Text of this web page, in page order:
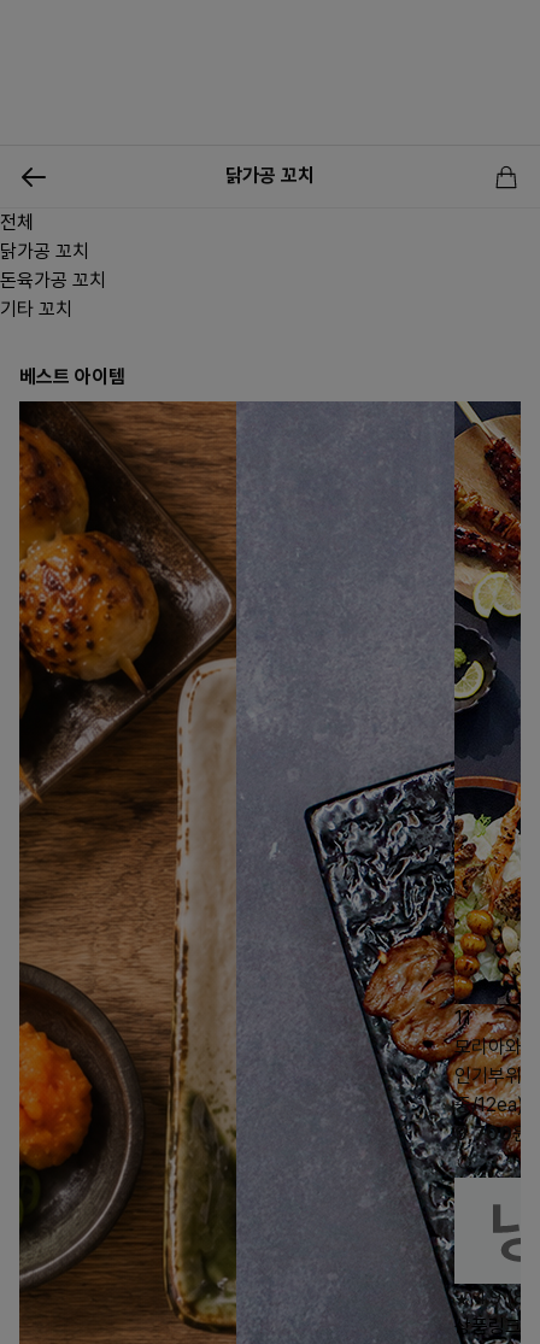
신상품
닭가공 꼬치
전체
닭가공 꼬치
돈육가공 꼬치
기타 꼬치
베스트 아이템
11
모리아와
인기부위
종/12ea)
9,700원
4.9
상품링크